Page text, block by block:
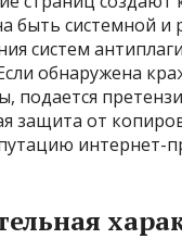
быть системной и
систем
обнаружена
подается
защита от
интернет-